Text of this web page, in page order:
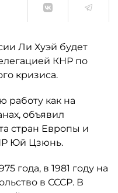
Ли Хуэй будет
КНР по
кризиса.
работу как на
объявил
стран Европы и
Юй Цзюнь.
года, в 1981 году на
в СССР. В